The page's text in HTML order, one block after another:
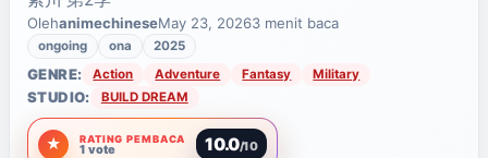
OlehanimechineseMay 23, 20263 menit baca
ongoing ona 2025
GENRE: Action Adventure Fantasy Military
STUDIO: BUILD DREAM
★ RATING PEMBACA
1 vote 10.0/10